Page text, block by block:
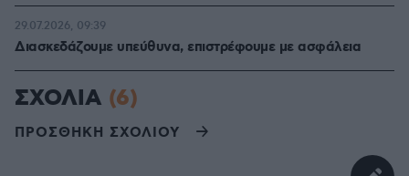
Διασκεδάζουμε υπεύθυνα, επιστρέφουμε με ασφάλεια
29.07.2026, 09:39
ΣΧΟΛΙΑ (6)
ΠΡΟΣΘΗΚΗ ΣΧΟΛΙΟΥ